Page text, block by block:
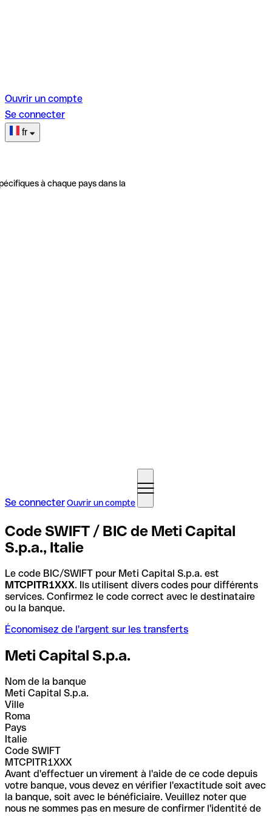
Ouvrir un compte
Se connecter
fr
à chaque pays dans la
Se connecterOuvrir un compte
Code SWIFT / BIC de Meti Capital
S.p.a., Italie
Le code BIC/SWIFT pour Meti Capital S.p.a. est
MTCPITR1XXX. Ils utilisent divers codes pour différents
services. Confirmez le code correct avec le destinataire
ou la banque.
Économisez de l'argent sur les transferts
Meti Capital S.p.a.
Nom de la banque
Meti Capital S.p.a.
Ville
Roma
Pays
Italie
Code SWIFT
MTCPITR1XXX
Avant d'effectuer un virement à l'aide de ce code depuis
votre banque, vous devez en vérifier l'exactitude soit avec
la banque, soit avec le bénéficiaire. Veuillez noter que
nous ne sommes pas en mesure de confirmer l'identité de